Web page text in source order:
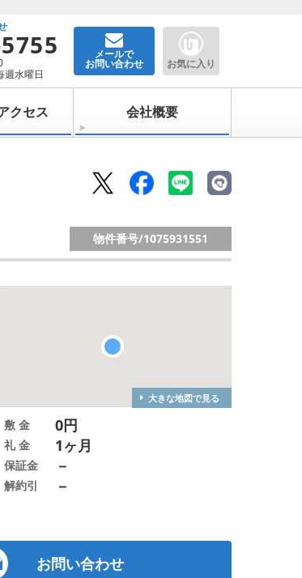
週水曜日
メールで
お問い合わせ お気に入り
クセス 会社概要
物件番号/1075931551
大きな地図で見る
お問い合わせ
敷 金 0円
礼 金 1ヶ月
保証金 －
解約引 －